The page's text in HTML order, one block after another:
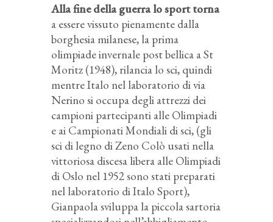
Alla fine della guerra lo sport torna
a essere vissuto pienamente dalla
borghesia milanese, la prima
olimpiade invernale post bellica a St
Moritz (1948), rilancia lo sci, quindi
mentre Italo nel laboratorio di via
Nerino si occupa degli attrezzi dei
campioni partecipanti alle Olimpiadi
e ai Campionati Mondiali di sci, (gli
sci di legno di Zeno Colò usati nella
vittoriosa discesa libera alle Olimpiadi
di Oslo nel 1952 sono stati preparati
nel laboratorio di Italo Sport),
Gianpaola sviluppa la piccola sartoria